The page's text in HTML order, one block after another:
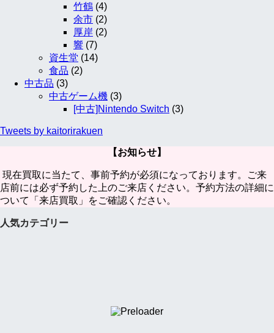
竹鶴 (4)
余市 (2)
厚岸 (2)
響 (7)
資生堂 (14)
食品 (2)
中古品 (3)
中古ゲーム機 (3)
[中古]Nintendo Switch (3)
Tweets by kaitorirakuen
【お知らせ】
現在買取に当たて、事前予約が必須になっております。ご来
店前には必ず予約した上のご来店ください。予約方法の詳細に
ついて「来店買取」をご確認ください。
人気カテゴリー